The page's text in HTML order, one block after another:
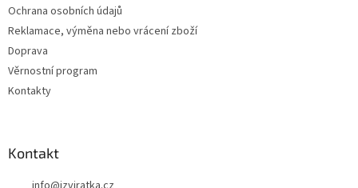
Ochrana osobních údajů
Reklamace, výměna nebo vrácení zboží
Doprava
Věrnostní program
Kontakty
Kontakt